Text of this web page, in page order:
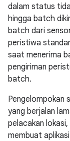
dalam status
hingga batch
batch dari
peristiwa
saat menerima
pengiriman
batch.
Pengelompokan
yang berjalan
pelacakan
membuat